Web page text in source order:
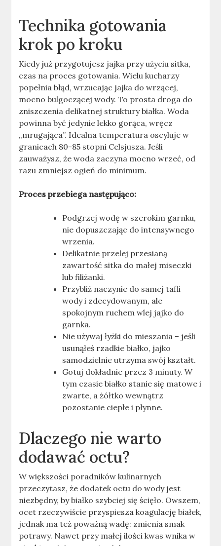
Technika gotowania
krok po kroku
Kiedy już przygotujesz jajka przy użyciu sitka,
czas na proces gotowania. Wielu kucharzy
popełnia błąd, wrzucając jajka do wrzącej,
mocno bulgoczącej wody. To prosta droga do
zniszczenia delikatnej struktury białka. Woda
powinna być jedynie lekko gorąca, wręcz
„mrugająca”. Idealna temperatura oscyluje w
granicach 80-85 stopni Celsjusza. Jeśli
zauważysz, że woda zaczyna mocno wrzeć, od
razu zmniejsz ogień do minimum.
Proces przebiega następująco:
Podgrzej wodę w szerokim garnku,
nie dopuszczając do intensywnego
wrzenia.
Delikatnie przelej przesianą
zawartość sitka do małej miseczki
lub filiżanki.
Przybliż naczynie do samej tafli
wody i zdecydowanym, ale
spokojnym ruchem wlej jajko do
garnka.
Nie używaj łyżki do mieszania – jeśli
usunąłeś rzadkie białko, jajko
samodzielnie utrzyma swój kształt.
Gotuj dokładnie przez 3 minuty. W
tym czasie białko stanie się matowe i
zwarte, a żółtko wewnątrz
pozostanie ciepłe i płynne.
Dlaczego nie warto
dodawać octu?
W większości poradników kulinarnych
przeczytasz, że dodatek octu do wody jest
niezbędny, by białko szybciej się ścięło. Owszem,
ocet rzeczywiście przyspiesza koagulację białek,
jednak ma też poważną wadę: zmienia smak
potrawy. Nawet przy małej ilości kwas wnika w